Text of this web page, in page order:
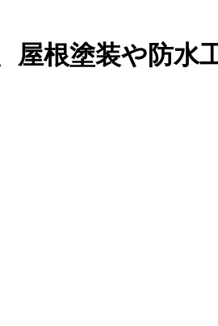
屋根塗装や防水